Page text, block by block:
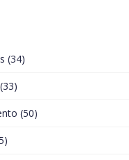
(34)
(33)
(50)